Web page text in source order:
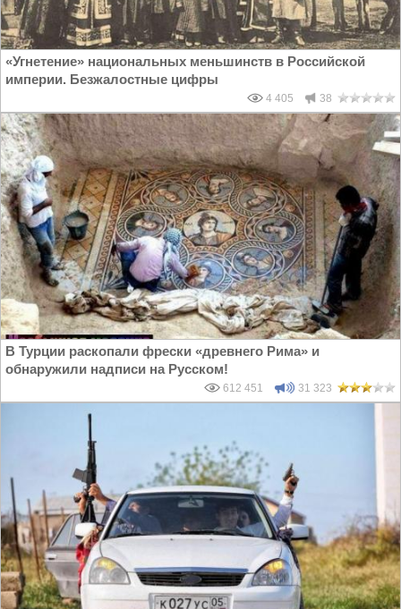
«Угнетение» национальных меньшинств в Российской
империи. Безжалостные цифры
4 405 38
В Турции раскопали фрески «древнего Рима» и
обнаружили надписи на Русском!
612 451 31 323